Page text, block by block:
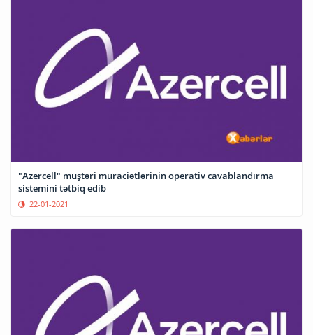
"Azercell" müştəri müraciətlərinin operativ cavablandırma
sistemini tətbiq edib
22-01-2021